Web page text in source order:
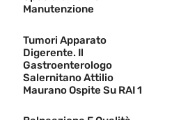
Manutenzione
Tumori Apparato
Digerente. Il
Gastroenterologo
Salernitano Attilio
Maurano Ospite Su RAI 1